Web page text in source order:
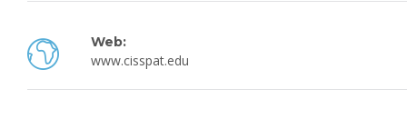
Web:
www.cisspat.edu